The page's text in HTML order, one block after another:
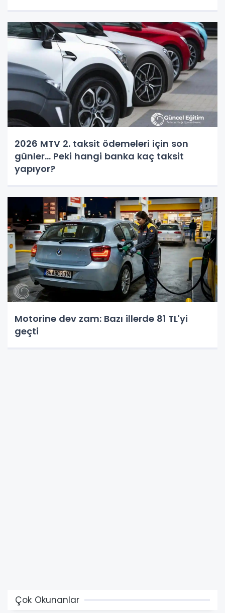
2026 MTV 2. taksit ödemeleri için son
günler... Peki hangi banka kaç taksit
yapıyor?
Motorine dev zam: Bazı illerde 81 TL'yi
geçti
Çok Okunanlar